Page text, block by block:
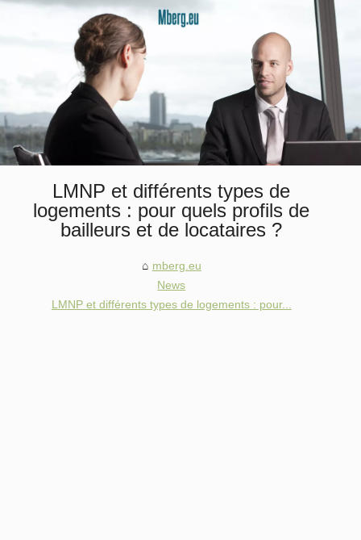
LMNP et différents types de
logements : pour quels profils de
bailleurs et de locataires ?
mberg.eu
News
LMNP et différents types de logements : pour...